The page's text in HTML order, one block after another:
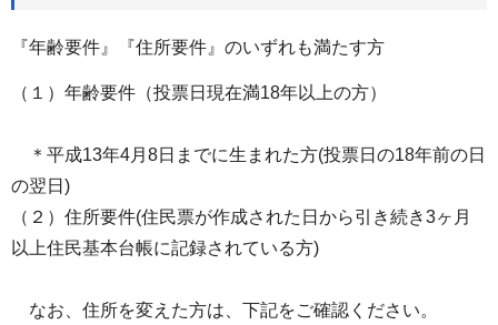
『年齢要件』『住所要件』のいずれも満たす方
（１）年齢要件（投票日現在満18年以上の方）
＊平成13年4月8日までに生まれた方(投票日の18年前の日
の翌日)
（２）住所要件(住民票が作成された日から引き続き3ヶ月
以上住民基本台帳に記録されている方)
なお、住所を変えた方は、下記をご確認ください。